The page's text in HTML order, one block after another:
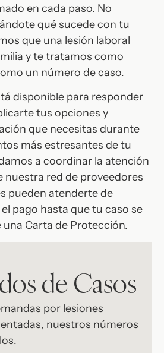
en cada paso. No
qué sucede con tu
que una lesión laboral
y te tratamos como
un número de caso.
disponible para responder
tus opciones y
que necesitas durante
más estresantes de tu
a coordinar la atención
nuestra red de proveedores
pueden atenderte de
pago hasta que tu caso se
Carta de Protección.
de Casos
por lesiones
nuestros números